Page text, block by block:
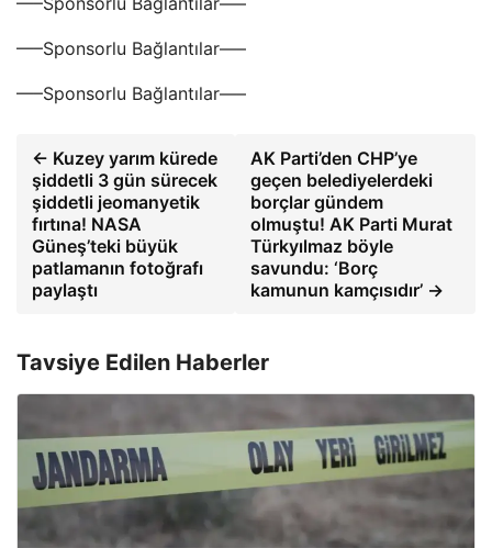
—–Sponsorlu Bağlantılar—–
—–Sponsorlu Bağlantılar—–
← Kuzey yarım kürede
şiddetli 3 gün sürecek
şiddetli jeomanyetik
fırtına! NASA
Güneş’teki büyük
patlamanın fotoğrafı
paylaştı
AK Parti’den CHP’ye
geçen belediyelerdeki
borçlar gündem
olmuştu! AK Parti Murat
Türkyılmaz böyle
savundu: ‘Borç
kamunun kamçısıdır’ →
Tavsiye Edilen Haberler